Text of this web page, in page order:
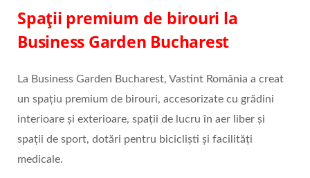
Spații premium de birouri la
Business Garden Bucharest
La Business Garden Bucharest, Vastint România a creat
un spațiu premium de birouri, accesorizate cu grădini
interioare și exterioare, spații de lucru în aer liber și
spații de sport, dotări pentru bicicliști și facilități
medicale.